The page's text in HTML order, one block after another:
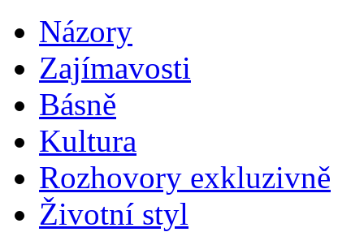
Názory
Zajímavosti
Básně
Kultura
Rozhovory exkluzivně
Životní styl